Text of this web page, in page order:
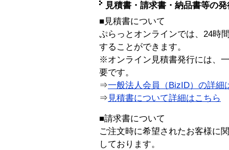
見積書・請求書・納品書等の
■見積書について
ぷらっとオンラインでは、24時
することができます。
※オンライン見積書発行には、
要です。
⇒一般法人会員（BizID）の詳細
⇒ 見積書について詳細はこちら
■請求書について
ご注文時に希望されたお客様に
しております。